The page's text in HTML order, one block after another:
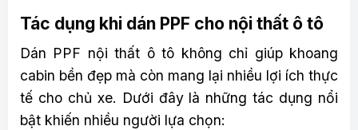
Tác dụng khi dán PPF cho nội thất ô tô
Dán PPF nội thất ô tô không chỉ giúp khoang
cabin bền đẹp mà còn mang lại nhiều lợi ích thực
tế cho chủ xe. Dưới đây là những tác dụng nổi
bật khiến nhiều người lựa chọn: